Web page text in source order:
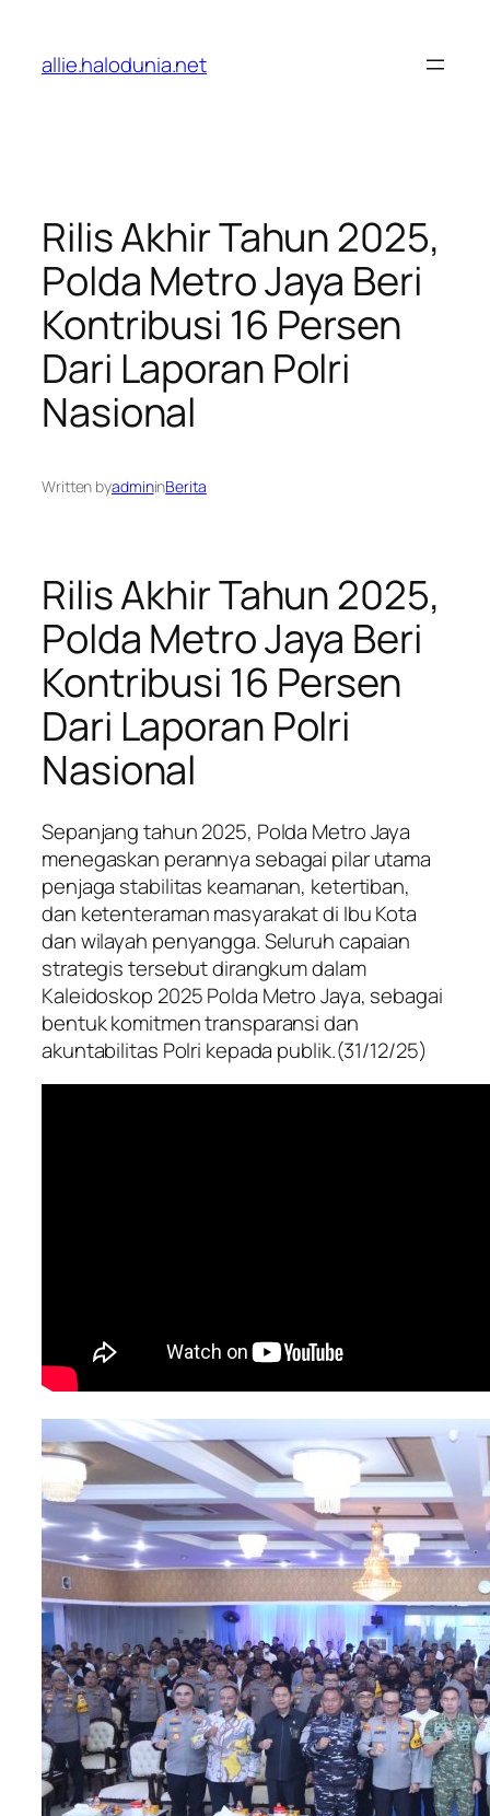
konten
allie.halodunia.net
Rilis Akhir Tahun 2025,
Polda Metro Jaya Beri
Kontribusi 16 Persen
Dari Laporan Polri
Nasional
Written byadmininBerita
Rilis Akhir Tahun 2025,
Polda Metro Jaya Beri
Kontribusi 16 Persen
Dari Laporan Polri
Nasional
Sepanjang tahun 2025, Polda Metro Jaya
menegaskan perannya sebagai pilar utama
penjaga stabilitas keamanan, ketertiban,
dan ketenteraman masyarakat di Ibu Kota
dan wilayah penyangga. Seluruh capaian
strategis tersebut dirangkum dalam
Kaleidoskop 2025 Polda Metro Jaya, sebagai
bentuk komitmen transparansi dan
akuntabilitas Polri kepada publik.(31/12/25)